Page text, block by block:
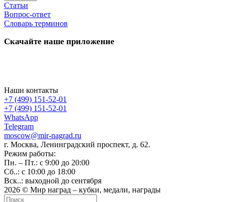
Статьи
Вопрос-ответ
Словарь терминов
Скачайте наше приложение
Наши контакты
+7 (499) 151-52-01
+7 (499) 151-52-01
WhatsApp
Telegram
moscow@mir-nagrad.ru
г. Москва, Ленинградский проспект, д. 62.
Режим работы:
Пн. – Пт.: с 9:00 до 20:00
Сб..: с 10:00 до 18:00
Вск..: выходной до сентября
2026 © Мир наград – кубки, медали, награды